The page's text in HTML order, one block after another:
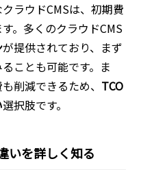
ラウドCMSは、初期費
。多くのクラウドCMS
が提供されており、まず
ことも可能です。ま
削減できるため、 TCO
選択肢です。
いを詳しく知る